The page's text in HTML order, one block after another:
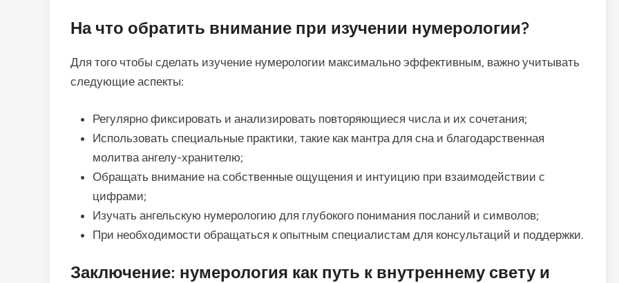
На что обратить внимание при изучении нумерологии?
Для того чтобы сделать изучение нумерологии максимально эффективным, важно учитывать
следующие аспекты:
Регулярно фиксировать и анализировать повторяющиеся числа и их сочетания;
Использовать специальные практики, такие как мантра для сна и благодарственная
молитва ангелу-хранителю;
Обращать внимание на собственные ощущения и интуицию при взаимодействии с
цифрами;
Изучать ангельскую нумерологию для глубокого понимания посланий и символов;
При необходимости обращаться к опытным специалистам для консультаций и поддержки.
Заключение: нумерология как путь к внутреннему свету и